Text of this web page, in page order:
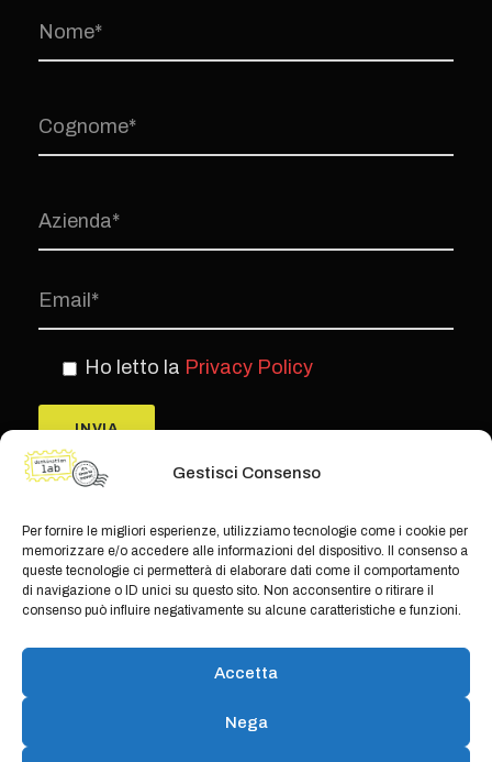
Gestisci Consenso
Per fornire le migliori esperienze, utilizziamo tecnologie come i cookie per
memorizzare e/o accedere alle informazioni del dispositivo. Il consenso a
queste tecnologie ci permetterà di elaborare dati come il comportamento
di navigazione o ID unici su questo sito. Non acconsentire o ritirare il
consenso può influire negativamente su alcune caratteristiche e funzioni.
Accetta
Nega
Ho letto la Privacy Policy
Policy